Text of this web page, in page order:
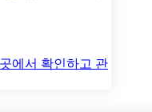
에서 확인하고 관